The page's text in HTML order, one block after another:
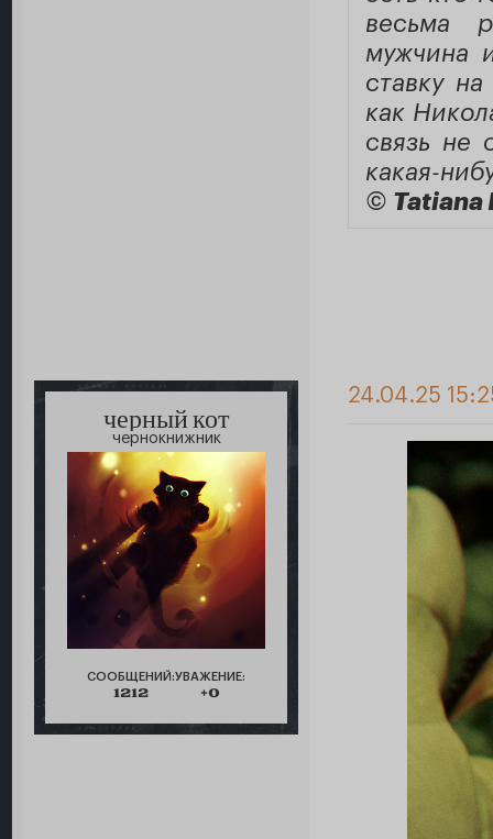
весьма
мужчина
ставку
как
связь не
какая-
© Tatiana
черный кот
чернокнижник
СООБЩЕНИЙ:
1212
УВАЖЕНИЕ:
+0
24.04.25